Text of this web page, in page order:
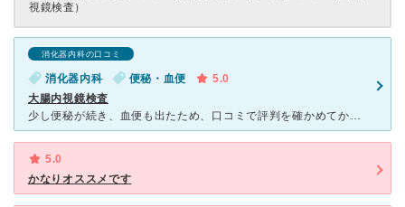
視鏡検査）
消化器内科の口コミ
消化器内科 便秘・血便
5.0
大腸内視鏡検査
少し便秘が続き、血便も出たため、口コミで評判を確かめてから、松永厚生クリニックに行くことにしました。 最初の診察日は、大腸内視鏡検査の日程を決め、看護師さんから、前日の食事や下剤の飲み方等細かい説明
5.0
かなりオススメです